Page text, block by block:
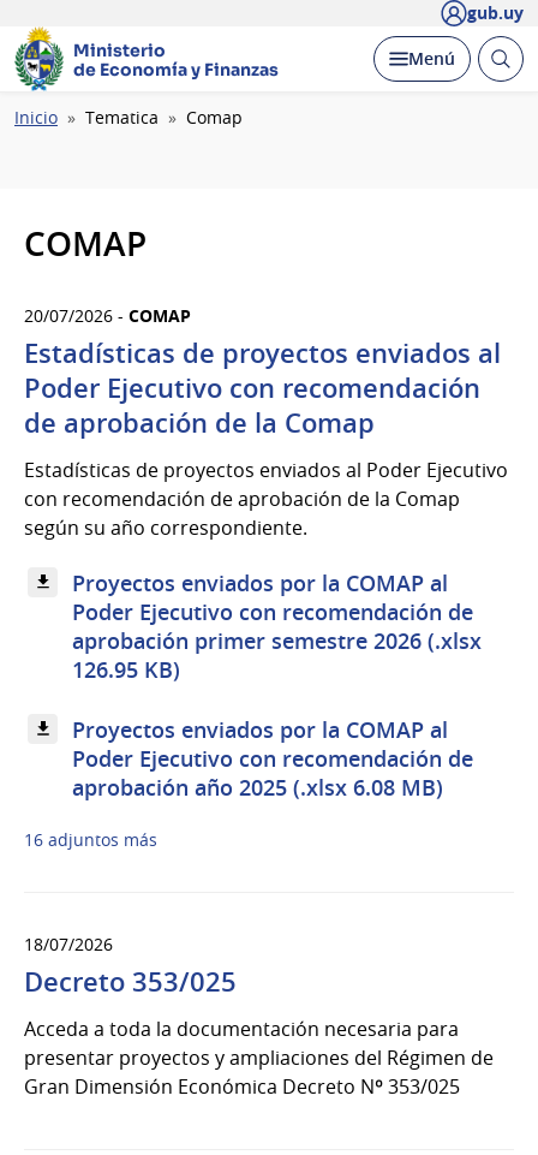
gub.uy
Ministerio
de Economía y Finanzas
Desplegar
Menú Abrir
Ruta
Inicio Tematica Comap
COMAP
20/07/2026 - COMAP
Estadísticas de proyectos enviados al
Poder Ejecutivo con recomendación
de aprobación de la Comap
Estadísticas de proyectos enviados al Poder Ejecutivo
con recomendación de aprobación de la Comap
según su año correspondiente.
Proyectos enviados por la COMAP al
Poder Ejecutivo con recomendación de
aprobación primer semestre 2026 (.xlsx
126.95 KB)
Proyectos enviados por la COMAP al
Poder Ejecutivo con recomendación de
aprobación año 2025 (.xlsx 6.08 MB)
16 adjuntos más
18/07/2026
Decreto 353/025
Acceda a toda la documentación necesaria para
presentar proyectos y ampliaciones del Régimen de
Gran Dimensión Económica Decreto Nº 353/025